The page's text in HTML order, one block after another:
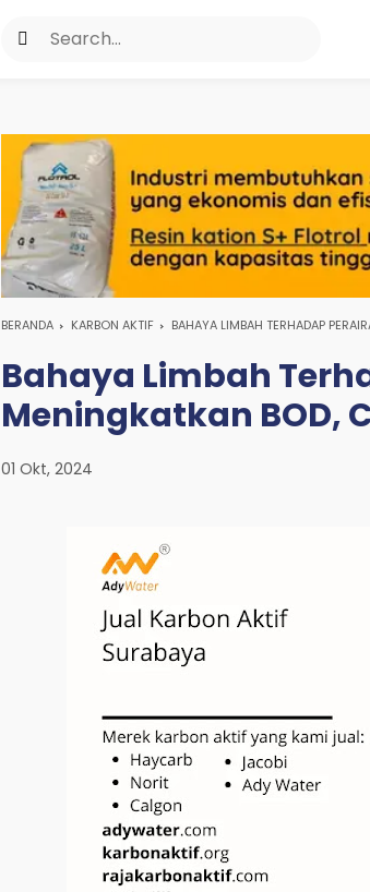
BERANDA KARBON AKTIF BAHAYA LIMBAH TERHADAP
Bahaya Limbah
Meningkatkan BOD,
01 Okt, 2024